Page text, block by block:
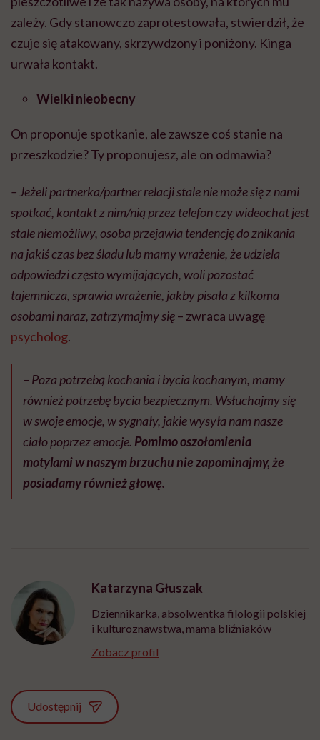
zależy. Gdy stanowczo zaprotestowała, stwierdził, że
czuje się atakowany, skrzywdzony i poniżony. Kinga
urwała kontakt.
Wielki nieobecny
On proponuje spotkanie, ale zawsze coś stanie na
przeszkodzie? Ty proponujesz, ale on odmawia?
– Jeżeli partnerka/partner relacji stale nie może się z nami
spotkać, kontakt z nim/nią przez telefon czy wideochat jest
stale niemożliwy, osoba przejawia tendencję do znikania
na jakiś czas bez śladu lub mamy wrażenie, że udziela
odpowiedzi często wymijających, woli pozostać
tajemnicza, sprawia wrażenie, jakby pisała z kilkoma
osobami naraz, zatrzymajmy się– zwraca uwagę
psycholog.
– Poza potrzebą kochania i bycia kochanym, mamy
również potrzebę bycia bezpiecznym. Wsłuchajmy się
w swoje emocje, w sygnały, jakie wysyła nam nasze
ciało poprzez emocje. Pomimo oszołomienia
motylami w naszym brzuchu nie zapominajmy, że
posiadamy również głowę.
Katarzyna Głuszak
Dziennikarka, absolwentka filologii polskiej
i kulturoznawstwa, mama bliźniaków
Zobacz profil
Udostępnij